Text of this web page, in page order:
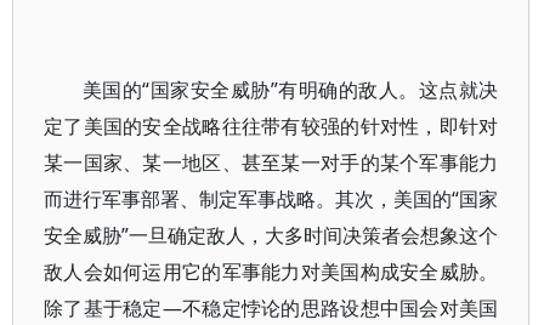
美国的“国家安全威胁”有明确的敌人。这点就决
定了美国的安全战略往往带有较强的针对性，即针对
某一国家、某一地区、甚至某一对手的某个军事能力
而进行军事部署、制定军事战略。其次，美国的“国家
安全威胁”一旦确定敌人，大多时间决策者会想象这个
敌人会如何运用它的军事能力对美国构成安全威胁。
除了基于稳定—不稳定悖论的思路设想中国会对美国